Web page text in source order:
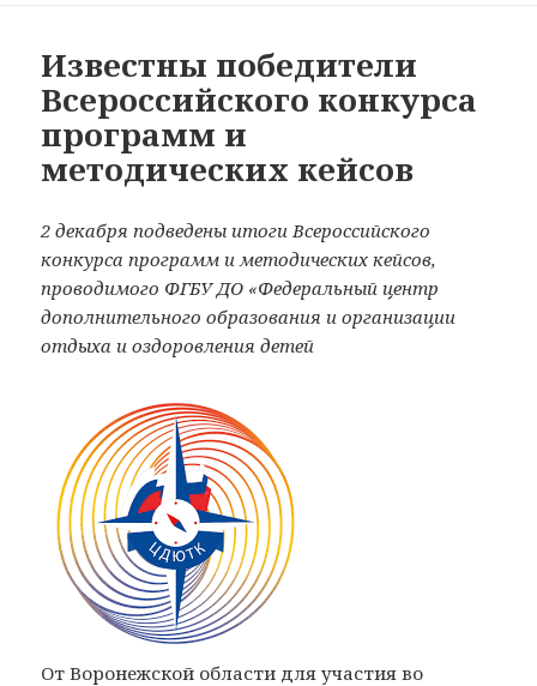
Известны победители
Всероссийского конкурса
программ и
методических кейсов
2 декабря подведены итоги Всероссийского
конкурса программ и методических кейсов,
проводимого ФГБУ ДО «Федеральный центр
дополнительного образования и организации
отдыха и оздоровления детей
От Воронежской области для участия во